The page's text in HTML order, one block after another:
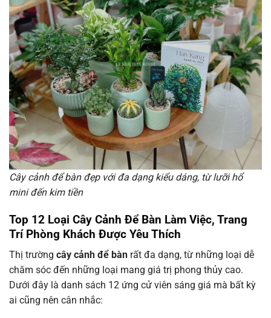
Cây cảnh để bàn đẹp với đa dạng kiểu dáng, từ lưỡi hổ
mini đến kim tiền
Top 12 Loại Cây Cảnh Để Bàn Làm Việc, Trang
Trí Phòng Khách Được Yêu Thích
Thị trường cây cảnh để bàn rất đa dạng, từ những loại dễ
chăm sóc đến những loại mang giá trị phong thủy cao.
Dưới đây là danh sách 12 ứng cử viên sáng giá mà bất kỳ
ai cũng nên cân nhắc: